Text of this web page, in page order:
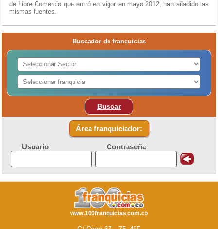
de Libre Comercio que entró en vigor en mayo 2012, han añadido las
mismas fuentes.
Buscador de franquicias
Buscar
Área franquiciador:
Usuario Contraseña
www.100franquicias.com.co